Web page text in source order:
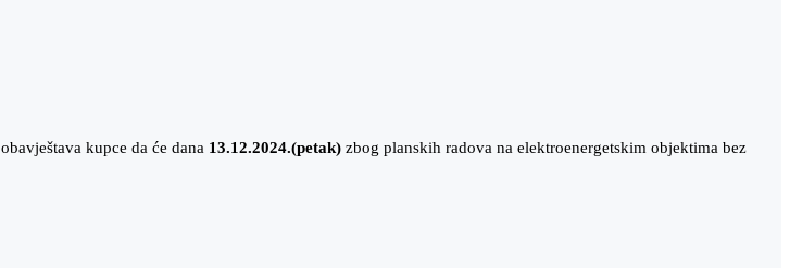
obavještava kupce da će dana 13.12.2024.(petak) zbog planskih radova na elektroenergetskim objektima bez